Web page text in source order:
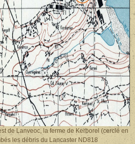
de Lanveoc, la ferme de Kerborel (cerclé en
les débris du Lancaster ND818